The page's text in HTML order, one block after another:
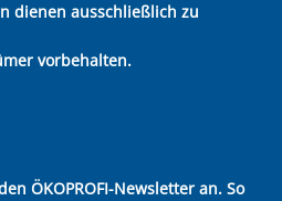
dienen ausschließlich zu
vorbehalten.
ÖKOPROFI-Newsletter an. So